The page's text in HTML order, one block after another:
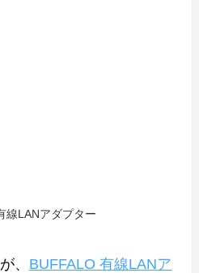
線LANアダプター
、 BUFFALO 有線LANア